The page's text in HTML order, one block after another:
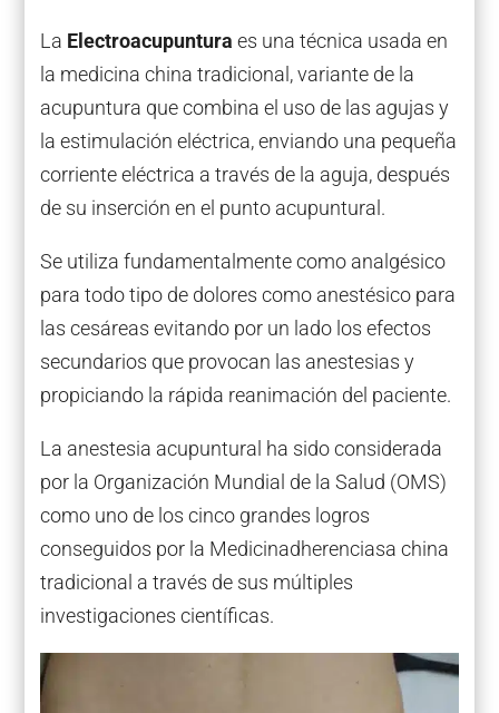
La Electroacupuntura es una técnica usada en
la medicina china tradicional, variante de la
acupuntura que combina el uso de las agujas y
la estimulación eléctrica, enviando una pequeña
corriente eléctrica a través de la aguja, después
de su inserción en el punto acupuntural.
Se utiliza fundamentalmente como analgésico
para todo tipo de dolores como anestésico para
las cesáreas evitando por un lado los efectos
secundarios que provocan las anestesias y
propiciando la rápida reanimación del paciente.
La anestesia acupuntural ha sido considerada
por la Organización Mundial de la Salud (OMS)
como uno de los cinco grandes logros
conseguidos por la Medicinadherenciasa china
tradicional a través de sus múltiples
investigaciones científicas.